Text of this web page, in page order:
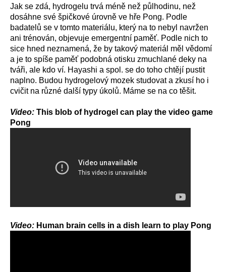
Jak se zdá, hydrogelu trvá méně než půlhodinu, než
dosáhne své špičkové úrovně ve hře Pong. Podle
badatelů se v tomto materiálu, který na to nebyl navržen
ani trénován, objevuje emergentní paměť. Podle nich to
sice hned neznamená, že by takový materiál měl vědomí
a je to spíše paměť podobná otisku zmuchlané deky na
tváři, ale kdo ví. Hayashi a spol. se do toho chtějí pustit
naplno. Budou hydrogelový mozek studovat a zkusí ho i
cvičit na různé další typy úkolů. Máme se na co těšit.
Video: This blob of hydrogel can play the video game
Pong
Video: Human brain cells in a dish learn to play Pong